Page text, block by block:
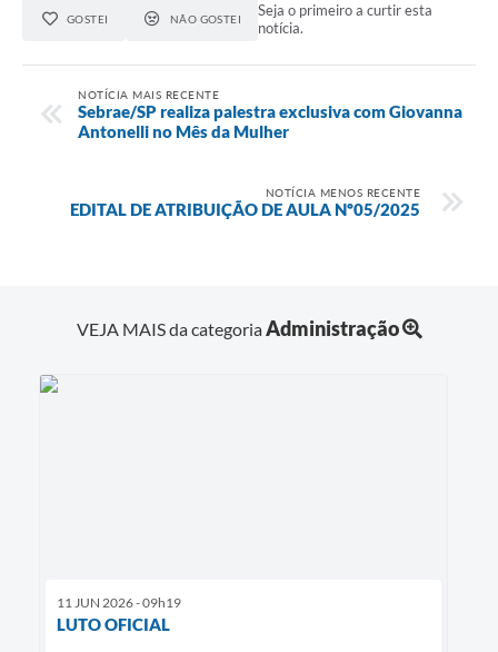
GOSTEI NÃO GOSTEI
Seja o primeiro a curtir esta
notícia.
NOTÍCIA MAIS RECENTE
Sebrae/SP realiza palestra exclusiva com Giovanna
Antonelli no Mês da Mulher
NOTÍCIA MENOS RECENTE
EDITAL DE ATRIBUIÇÃO DE AULA Nº05/2025
VEJA MAIS da categoriaAdministração
11 JUN 2026 - 09h19
LUTO OFICIAL